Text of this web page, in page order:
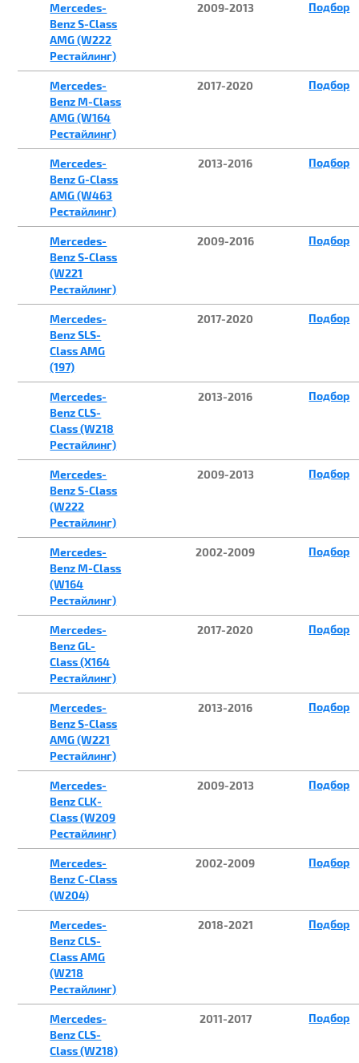
Mercedes-
Benz S-Class
AMG (W222
Рестайлинг)
2009-2013 Подбор
Mercedes-
Benz M-Class
AMG (W164
Рестайлинг)
2017-2020 Подбор
Mercedes-
Benz G-Class
AMG (W463
Рестайлинг)
2013-2016 Подбор
Mercedes-
Benz S-Class
(W221
Рестайлинг)
2009-2016 Подбор
Mercedes-
Benz SLS-
Class AMG
(197)
2017-2020 Подбор
Mercedes-
Benz CLS-
Class (W218
Рестайлинг)
2013-2016 Подбор
Mercedes-
Benz S-Class
(W222
Рестайлинг)
2009-2013 Подбор
Mercedes-
Benz M-Class
(W164
Рестайлинг)
2002-2009 Подбор
Mercedes-
Benz GL-
Class (X164
Рестайлинг)
2017-2020 Подбор
Mercedes-
Benz S-Class
AMG (W221
Рестайлинг)
2013-2016 Подбор
Mercedes-
Benz CLK-
Class (W209
Рестайлинг)
2009-2013 Подбор
Mercedes-
Benz C-Class
(W204)
2002-2009 Подбор
Mercedes-
Benz CLS-
Class AMG
(W218
Рестайлинг)
2018-2021 Подбор
Mercedes-
Benz CLS-
Class (W218)
2011-2017 Подбор